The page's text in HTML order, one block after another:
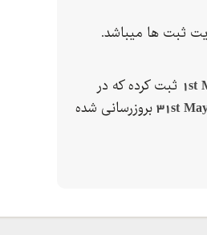
ثبت ها میباشد.
1st ثبت کرده که در
31st بروزرسانی شده